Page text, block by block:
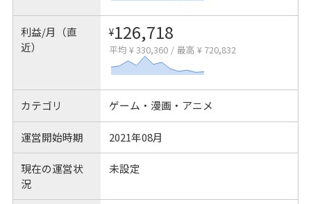
利益/月（直
近）
¥126,718
平均 ¥ 330,360 / 最高 ¥ 720,832
カテゴリ ゲーム・漫画・アニメ
運営開始時期 2021年08月
現在の運営状
況
未設定